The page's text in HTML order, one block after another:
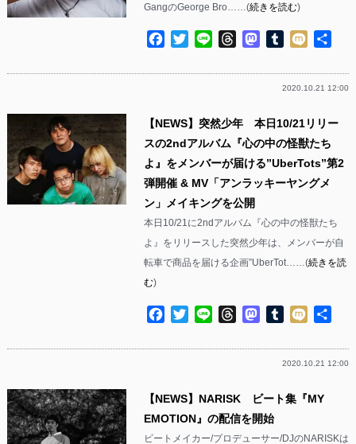
GangのGeorge Bro……(続きを読む)
Facebook
TwitterLine ThreadsMastodon
Tumblr
Mixi
2020.10.21 12:00
【NEWS】突然少年 本日10/21リリー
スの2ndアルバム『心の中の怪獣たち
よ』をメンバーが届ける”UberTots”第2
弾開催 & MV「アンラッキーヤングメ
ン」メイキングを公開
本日10/21に2ndアルバム『心の中の怪獣たち
よ』をリリースした突然少年は、メンバーが自
転車で商品を届ける企画”UberTot……(続きを読
む)
Facebook
TwitterLine ThreadsMastodon
Tumblr
Mixi
2020.10.21 12:00
【NEWS】NARISK ビート集『MY
EMOTION』の配信を開始
ビートメイカー/プロデューサー/DJのNARISKは